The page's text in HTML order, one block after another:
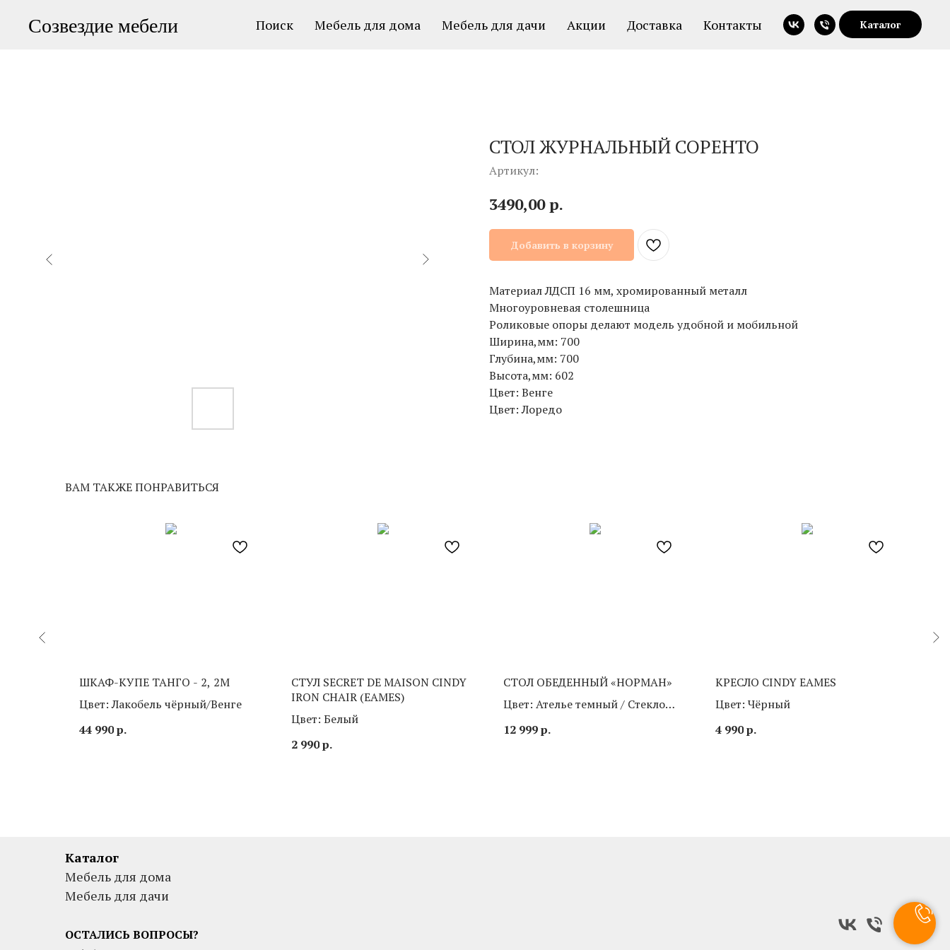
Созвездие мебели Поиск Мебель для дома Мебель для дачи Акции Доставка Контакты Каталог
СТОЛ ЖУРНАЛЬНЫЙ СОРЕНТО
Артикул:
3490,00 р.
Добавить в корзину
Материал ЛДСП 16 мм, хромированный металл
Многоуровневая столешница
Роликовые опоры делают модель удобной и мобильной
Ширина,мм: 700
Глубина,мм: 700
Высота,мм: 602
Цвет: Венге
Цвет: Лоредо
ВАМ ТАКЖЕ ПОНРАВИТЬСЯ
ШКАФ-КУПЕ ТАНГО - 2, 2М
Цвет: Лакобель чёрный/Венге
44 990р.
СТУЛ SECRET DE MAISON CINDY
IRON CHAIR (EAMES)
Цвет: Белый
2 990р.
СТОЛ ОБЕДЕННЫЙ «НОРМАН»
Цвет: Ателье темный / Стекло
12 999р.
КРЕСЛО CINDY EAMES
Цвет: Чёрный
4 990р.
Каталог
Мебель для дома
Мебель для дачи
ОСТАЛИСЬ ВОПРОСЫ?